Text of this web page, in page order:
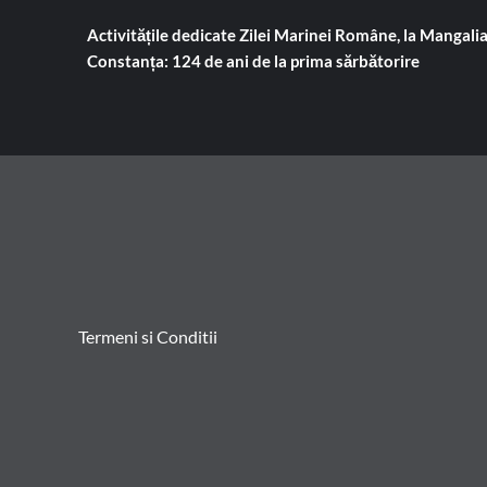
Activitățile dedicate Zilei Marinei Române, la
Constanța: 124 de ani de la prima sărbătorire
Termeni si Conditii